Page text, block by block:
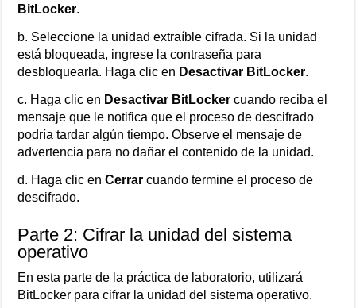
BitLocker.
b. Seleccione la unidad extraíble cifrada. Si la unidad
está bloqueada, ingrese la contraseña para
desbloquearla. Haga clic en Desactivar BitLocker.
c. Haga clic en Desactivar BitLocker cuando reciba el
mensaje que le notifica que el proceso de descifrado
podría tardar algún tiempo. Observe el mensaje de
advertencia para no dañar el contenido de la unidad.
d. Haga clic enCerrar cuando termine el proceso de
descifrado.
Parte 2: Cifrar la unidad del sistema
operativo
En esta parte de la práctica de laboratorio, utilizará
BitLocker para cifrar la unidad del sistema operativo.